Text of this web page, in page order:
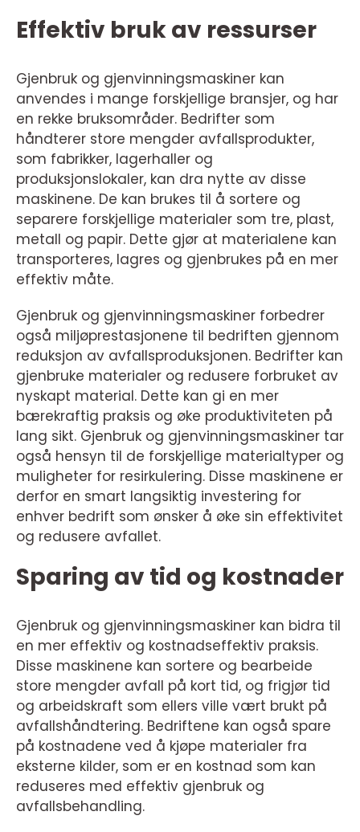
Effektiv bruk av ressurser
Gjenbruk og gjenvinningsmaskiner kan
anvendes i mange forskjellige bransjer, og har
en rekke bruksområder. Bedrifter som
håndterer store mengder avfallsprodukter,
som fabrikker, lagerhaller og
produksjonslokaler, kan dra nytte av disse
maskinene. De kan brukes til å sortere og
separere forskjellige materialer som tre, plast,
metall og papir. Dette gjør at materialene kan
transporteres, lagres og gjenbrukes på en mer
effektiv måte.
Gjenbruk og gjenvinningsmaskiner forbedrer
også miljøprestasjonene til bedriften gjennom
reduksjon av avfallsproduksjonen. Bedrifter kan
gjenbruke materialer og redusere forbruket av
nyskapt material. Dette kan gi en mer
bærekraftig praksis og øke produktiviteten på
lang sikt. Gjenbruk og gjenvinningsmaskiner tar
også hensyn til de forskjellige materialtyper og
muligheter for resirkulering. Disse maskinene er
derfor en smart langsiktig investering for
enhver bedrift som ønsker å øke sin effektivitet
og redusere avfallet.
Sparing av tid og kostnader
Gjenbruk og gjenvinningsmaskiner kan bidra til
en mer effektiv og kostnadseffektiv praksis.
Disse maskinene kan sortere og bearbeide
store mengder avfall på kort tid, og frigjør tid
og arbeidskraft som ellers ville vært brukt på
avfallshåndtering. Bedriftene kan også spare
på kostnadene ved å kjøpe materialer fra
eksterne kilder, som er en kostnad som kan
reduseres med effektiv gjenbruk og
avfallsbehandling.